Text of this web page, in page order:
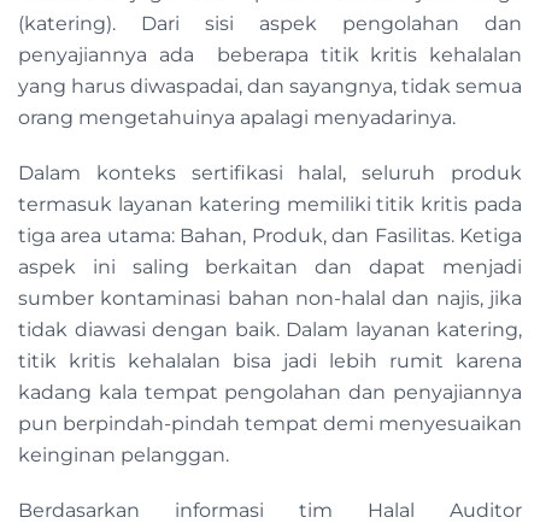
(katering). Dari sisi aspek pengolahan dan
penyajiannya ada beberapa titik kritis kehalalan
yang harus diwaspadai, dan sayangnya, tidak semua
orang mengetahuinya apalagi menyadarinya.
Dalam konteks sertifikasi halal, seluruh produk
termasuk layanan katering memiliki titik kritis pada
tiga area utama: Bahan, Produk, dan Fasilitas. Ketiga
aspek ini saling berkaitan dan dapat menjadi
sumber kontaminasi bahan non-halal dan najis, jika
tidak diawasi dengan baik. Dalam layanan katering,
titik kritis kehalalan bisa jadi lebih rumit karena
kadang kala tempat pengolahan dan penyajiannya
pun berpindah-pindah tempat demi menyesuaikan
keinginan pelanggan.
Berdasarkan informasi tim Halal Auditor